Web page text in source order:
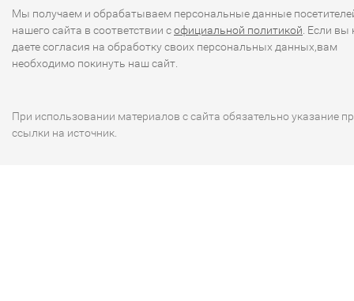
Мы получаем и обрабатываем персональные данные
нашего сайта в соответствии софициальной политикой. Если вы
даете согласия на обработку своих персональных данных,вам
необходимо покинуть наш сайт.
При использовании материалов с сайта обязательно указание
ссылки на источник.